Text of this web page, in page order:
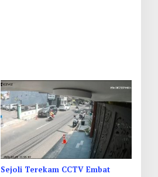
Sejoli Terekam CCTV Embat